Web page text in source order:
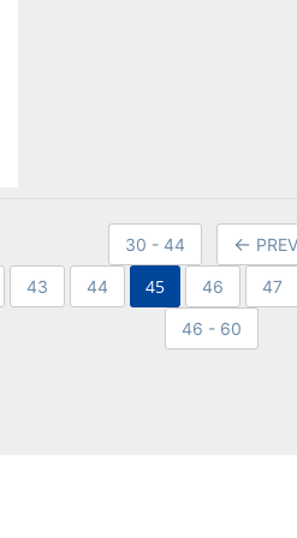
30 - 44 PREV
43 44 45 46 47
46 - 60